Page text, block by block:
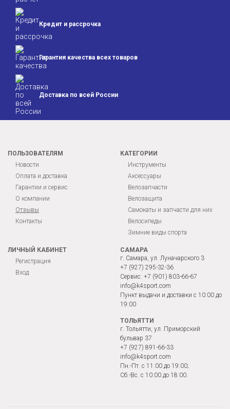
Кредит и рассрочка
Гарантия качества всех товаров
Доставка по всей России
ПОЛЬЗОВАТЕЛЯМ
Новости
Оплата и доставка
Гарантии и сервис
О компании
Отзывы
Контакты
КАТЕГОРИИ
Инструменты
Аксессуары
Велозапчасти
Велозащита
Самокаты и запчасти для них
Велосипеды
Зимние виды спорта
ЛИЧНЫЙ КАБИНЕТ
Регистрация
Вход
САМАРА
г. Самара, ул. Луначарского 3
+7 (927) 295-32-36
Сервис: +7 (901) 803-66-67
info@k4sport.com
Пункт выдачи и доставки с 10:00 до
19:00
ТОЛЬЯТТИ
г. Тольятти, ул. Приморский
бульвар 37
+7 (927) 891-66-33
info@k4sport.com
Пн.-Пт. с 11:00 до 19:00;
Сб.-Вс. с 10:00 до 18:00.